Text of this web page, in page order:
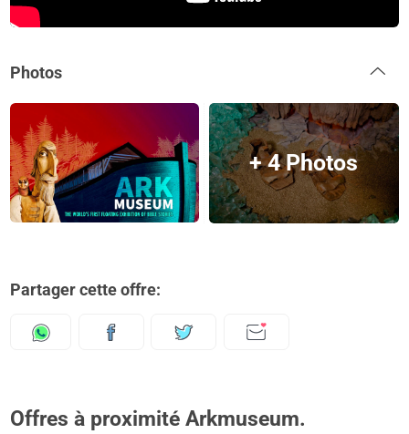
Photos
+ 4 Photos
Partager cette offre:
Offres à proximité Arkmuseum.